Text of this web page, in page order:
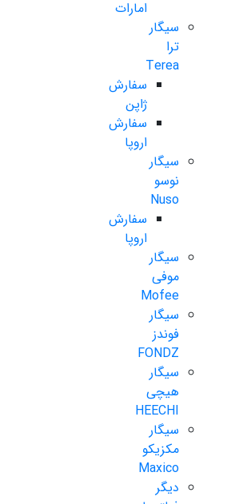
امارات
سیگار
ترا
Terea
سفارش
ژاپن
سفارش
اروپا
سیگار
نوسو
Nuso
سفارش
اروپا
سیگار
موفی
Mofee
سیگار
فوندز
FONDZ
سیگار
هیچی
HEECHI
سیگار
مکزیکو
Maxico
دیگر